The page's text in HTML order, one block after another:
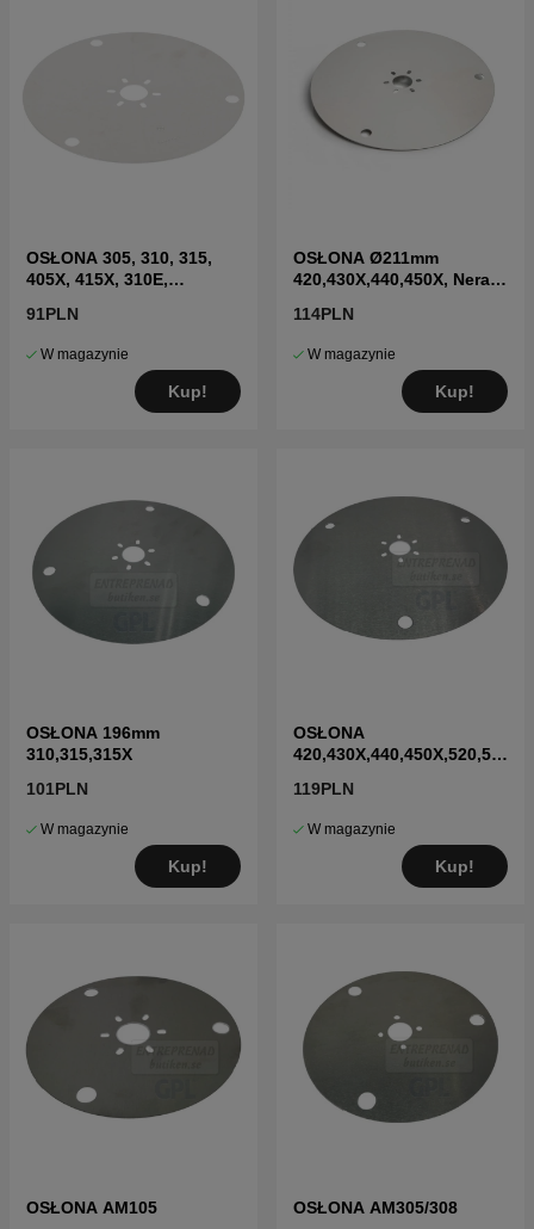
OSŁONA 305, 310, 315,
405X, 415X, 310E,
91PLN
W magazynie
Kup!
OSŁONA Ø211mm
420,430X,440,450X, Nera
114PLN
W magazynie
Kup!
OSŁONA 196mm
310,315,315X
101PLN
W magazynie
Kup!
OSŁONA
420,430X,440,450X,520,55
119PLN
W magazynie
Kup!
OSŁONA AM105 OSŁONA AM305/308